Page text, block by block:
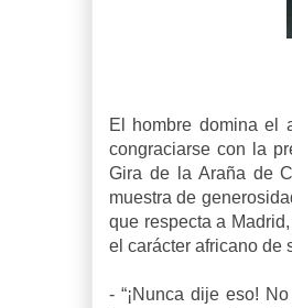
El hombre domina el
congraciarse con la
Gira de la Araña de
muestra de
que respecta a
el carácter africano de
- “¡Nunca dije eso!